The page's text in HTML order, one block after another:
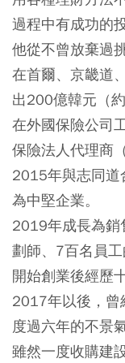
過程中有成功的
他從不曾放棄過
在首爾、京畿道
出200億韓元（
在外國保險公司
保險法人代理商
2015年與志同道
為中堅企業。
2019年成長為銷
劃師、7百名員工
開始創業後經歷
2017年以後，曾
度過六年的不景
雖然一度收購建